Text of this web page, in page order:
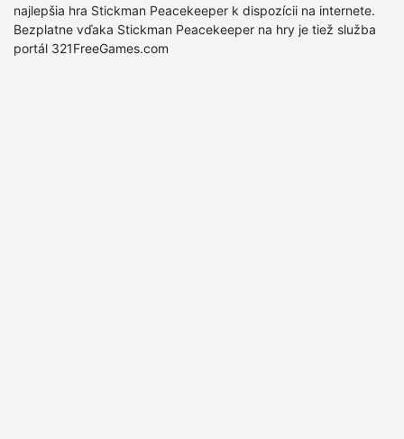
najlepšia hra Stickman Peacekeeper k dispozícii na internete.
Bezplatne vďaka Stickman Peacekeeper na hry je tiež služba
portál 321FreeGames.com